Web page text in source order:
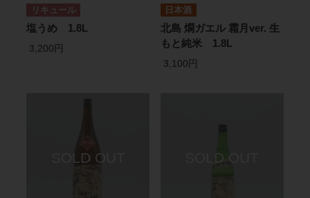
リキュール
塩うめ 1.8L
3,200円
日本酒
北島 燗ガエル 霜月ver. 生
もと純米 1.8L
3,100円